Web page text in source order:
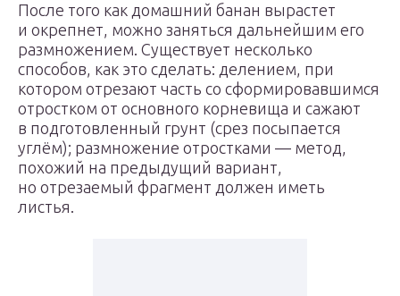
После того как домашний банан вырастет
и окрепнет, можно заняться дальнейшим его
размножением. Существует несколько
способов, как это сделать: делением, при
котором отрезают часть со сформировавшимся
отростком от основного корневища и сажают
в подготовленный грунт (срез посыпается
углём); размножение отростками — метод,
похожий на предыдущий вариант,
но отрезаемый фрагмент должен иметь
листья.